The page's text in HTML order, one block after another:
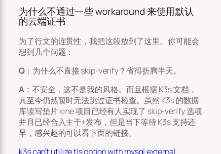
为什么不通过一些 workaround 来使用默认
的云端证书
为了行文的连贯性，我把这段放到了这里。你可能会
想到几个问题：
Q：为什么不直接 skip-verify？省得折腾半天。
A：不安全，这不是我的风格。而且根据 K3s 文档，
其至今仍然暂时无法跳过证书检查。虽然 K3s 的数据
库读写垫片 kine 项目已经有人实现了 skip-verify 选项
并且已经合入主干+发布，但是当下等待 K3s 支持还
早，感兴趣的可以看下面的链接。
k3s can’t utilize tls option with mysql external